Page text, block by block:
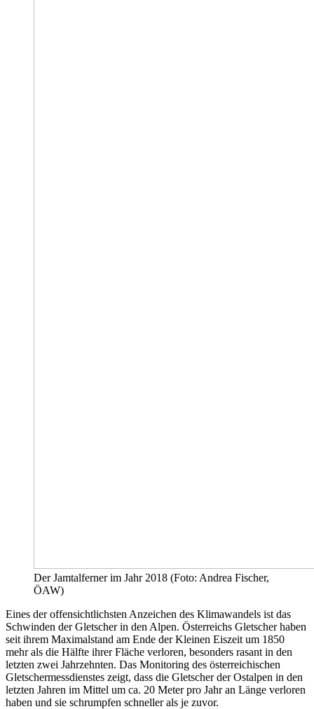
Der Jamtalferner im Jahr 2018 (Foto: Andrea Fischer,
ÖAW)
Eines der offensichtlichsten Anzeichen des Klimawandels ist das
Schwinden der Gletscher in den Alpen. Österreichs Gletscher haben
seit ihrem Maximalstand am Ende der Kleinen Eiszeit um 1850
mehr als die Hälfte ihrer Fläche verloren, besonders rasant in den
letzten zwei Jahrzehnten. Das Monitoring des österreichischen
Gletschermessdienstes zeigt, dass die Gletscher der Ostalpen in den
letzten Jahren im Mittel um ca. 20 Meter pro Jahr an Länge verloren
haben und sie schrumpfen schneller als je zuvor.